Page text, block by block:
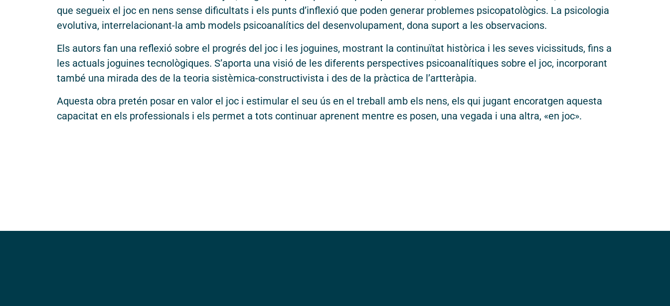
que segueix el joc en nens sense dificultats i els punts d’inflexió que poden generar problemes psicopatològics. La psicologia
evolutiva, interrelacionant-la amb models psicoanalítics del desenvolupament, dona suport a les observacions.
Els autors fan una reflexió sobre el progrés del joc i les joguines, mostrant la continuïtat històrica i les seves vicissituds, fins a
les actuals joguines tecnològiques. S’aporta una visió de les diferents perspectives psicoanalítiques sobre el joc, incorporant
també una mirada des de la teoria sistèmica-constructivista i des de la pràctica de l’artteràpia.
Aquesta obra pretén posar en valor el joc i estimular el seu ús en el treball amb els nens, els qui jugant encoratgen aquesta
capacitat en els professionals i els permet a tots continuar aprenent mentre es posen, una vegada i una altra, «en joc».